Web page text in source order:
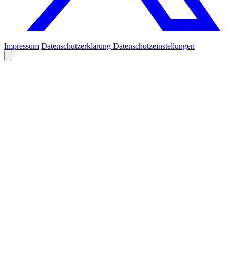
Impressum Datenschutzerklärung Datenschutzeinstellungen